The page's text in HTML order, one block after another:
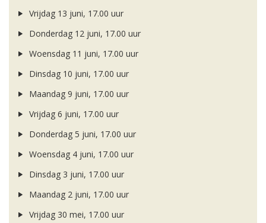
Vrijdag 13 juni, 17.00 uur
Donderdag 12 juni, 17.00 uur
Woensdag 11 juni, 17.00 uur
Dinsdag 10 juni, 17.00 uur
Maandag 9 juni, 17.00 uur
Vrijdag 6 juni, 17.00 uur
Donderdag 5 juni, 17.00 uur
Woensdag 4 juni, 17.00 uur
Dinsdag 3 juni, 17.00 uur
Maandag 2 juni, 17.00 uur
Vrijdag 30 mei, 17.00 uur